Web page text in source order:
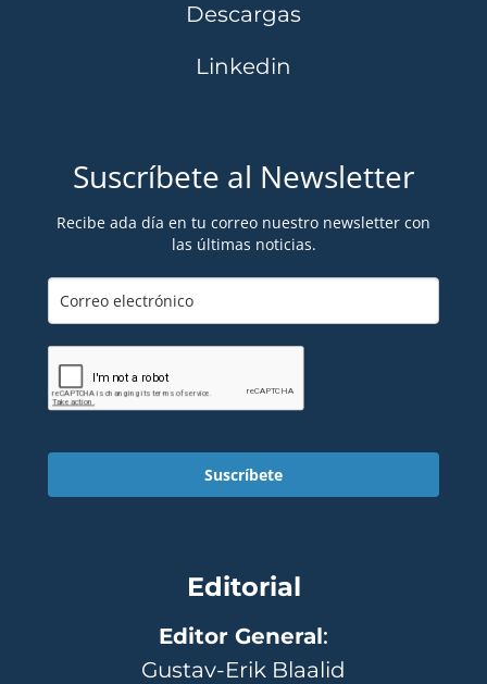
Descargas
Linkedin
Suscríbete al Newsletter
Recibe ada día en tu correo nuestro newsletter con
las últimas noticias.
Suscríbete
Editorial
Editor General:
Gustav-Erik Blaalid